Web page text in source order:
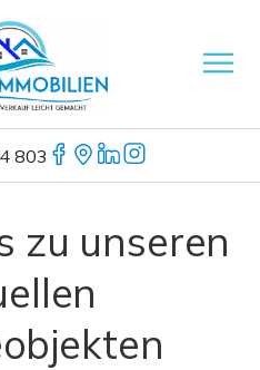
803
zu unseren